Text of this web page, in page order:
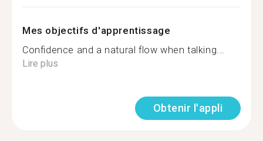
Mes objectifs d'apprentissage
Confidence and a natural flow when talking...
Lire plus
Obtenir l'appli